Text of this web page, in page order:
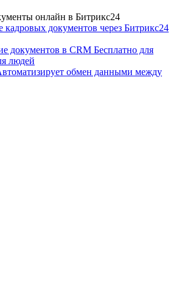
онлайн в Битрикс24
кадровых документов через Битрикс24
документов в CRM Бесплатно для
людей
обмен данными между